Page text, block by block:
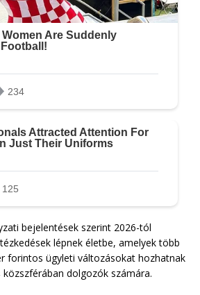
bejelentések szerint 2026-tól
lépnek életbe, amelyek több
forintos ügyleti változásokat hozhatnak
dolgozók számára.